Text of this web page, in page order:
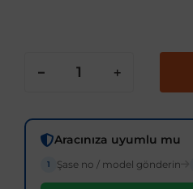
Aracınıza uyumlu mu
1 Şase no / model gönderin